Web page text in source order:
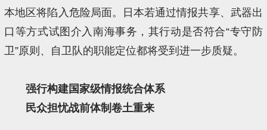
本地区将陷入危险局面。日本若通过情报共享、武器出
口等方式试图介入南海事务，其行动是否符合“专守防
卫”原则、自卫队的职能定位都将受到进一步质疑。
强行构建国家级情报统合体系
民众担忧战前体制卷土重来